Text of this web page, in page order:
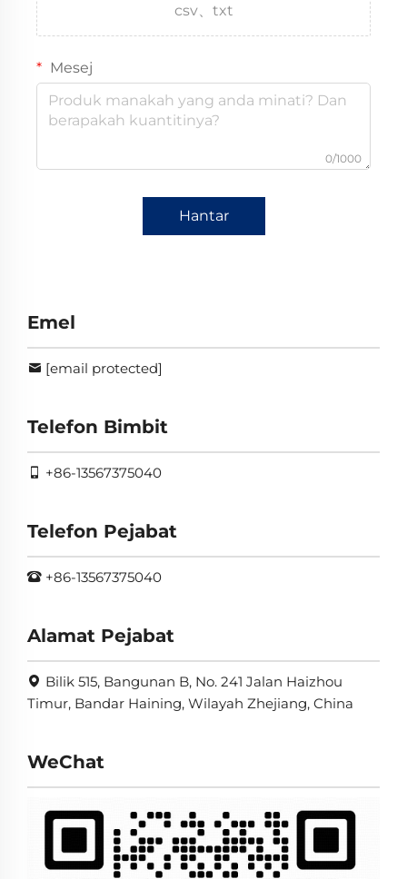
csv、txt
Mesej
0/1000
Hantar
Emel
[email protected]
Telefon Bimbit
+86-13567375040
Telefon Pejabat
+86-13567375040
Alamat Pejabat
Bilik 515, Bangunan B, No. 241 Jalan Haizhou
Timur, Bandar Haining, Wilayah Zhejiang, China
WeChat